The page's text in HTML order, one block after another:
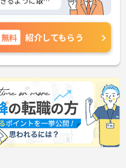
も店舗を増や
事業拡大傾向
アップも見込
ノウハウを生
ます。自立支
く、活気があ
せ下さいま
無料 紹介してもらう